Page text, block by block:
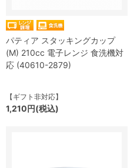
パティア スタッキングカップ
(M) 210cc 電子レンジ 食洗機対
応 (40610-2879)
【ギフト非対応】
1,210円(税込)